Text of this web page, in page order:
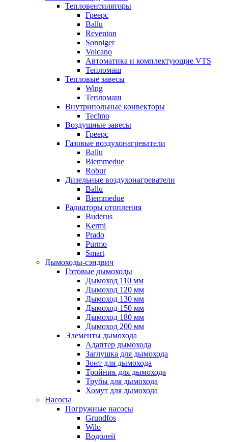
Тепловентиляторы
Греерс
Ballu
Reventon
Sonniger
Volcano
Автоматика и комплектующие VTS
Тепломаш
Тепловые завесы
Wing
Тепломаш
Внутрипольные конвекторы
Techno
Воздушные завесы
Греерс
Газовые воздухонагреватели
Ballu
Biemmedue
Robur
Дизельные воздухонагреватели
Ballu
Biemmedue
Радиаторы отопления
Buderus
Kermi
Prado
Purmo
Smart
Дымоходы-сэндвич
Готовые дымоходы
Дымоход 110 мм
Дымоход 120 мм
Дымоход 130 мм
Дымоход 150 мм
Дымоход 180 мм
Дымоход 200 мм
Элементы дымохода
Адаптер дымохода
Заглушка для дымохода
Зонт для дымохода
Тройник для дымохода
Трубы для дымохода
Хомут для дымохода
Насосы
Погружные насосы
Grundfos
Wilo
Водолей